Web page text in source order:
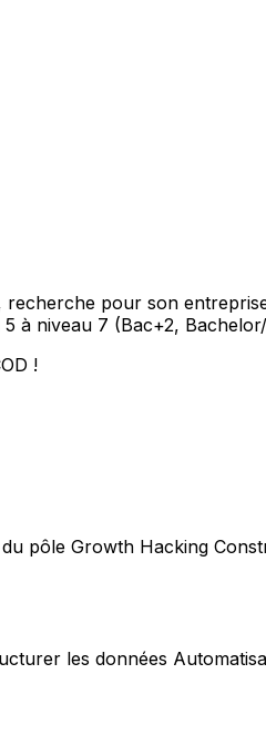
recherche pour son
à niveau 7 (Bac+2,
!
pôle Growth Hacking
les données